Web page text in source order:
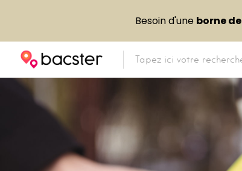
Besoin d'une borne